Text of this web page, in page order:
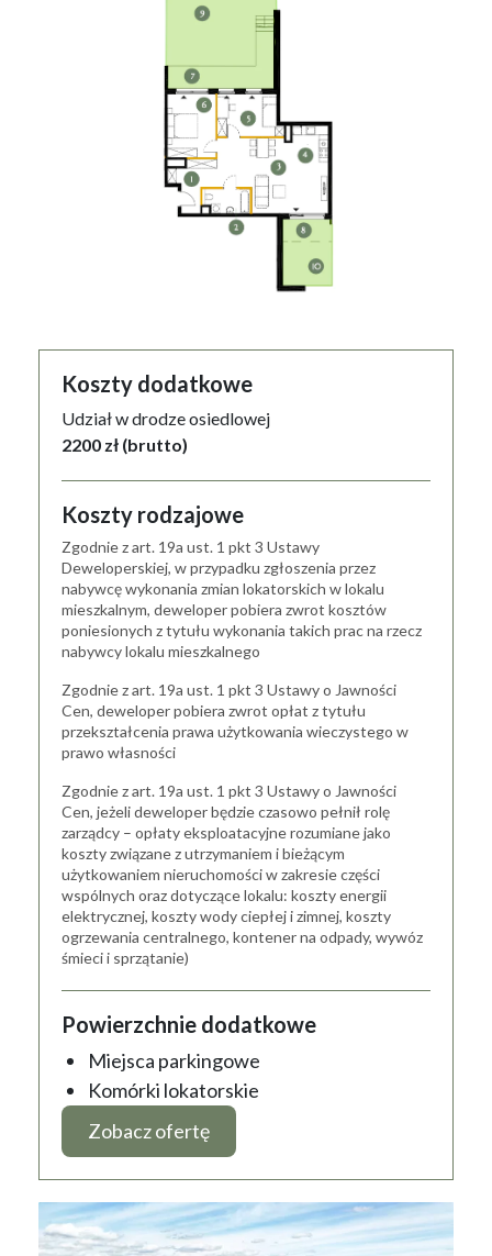
Koszty dodatkowe
Udział w drodze osiedlowej
2200 zł (brutto)
Koszty rodzajowe
Zgodnie z art. 19a ust. 1 pkt 3 Ustawy
Deweloperskiej, w przypadku zgłoszenia przez
nabywcę wykonania zmian lokatorskich w lokalu
mieszkalnym, deweloper pobiera zwrot kosztów
poniesionych z tytułu wykonania takich prac na rzecz
nabywcy lokalu mieszkalnego
Zgodnie z art. 19a ust. 1 pkt 3 Ustawy o Jawności
Cen, deweloper pobiera zwrot opłat z tytułu
przekształcenia prawa użytkowania wieczystego w
prawo własności
Zgodnie z art. 19a ust. 1 pkt 3 Ustawy o Jawności
Cen, jeżeli deweloper będzie czasowo pełnił rolę
zarządcy – opłaty eksploatacyjne rozumiane jako
koszty związane z utrzymaniem i bieżącym
użytkowaniem nieruchomości w zakresie części
wspólnych oraz dotyczące lokalu: koszty energii
elektrycznej, koszty wody ciepłej i zimnej, koszty
ogrzewania centralnego, kontener na odpady, wywóz
śmieci i sprzątanie)
Powierzchnie dodatkowe
Miejsca parkingowe
Komórki lokatorskie
Zobacz ofertę